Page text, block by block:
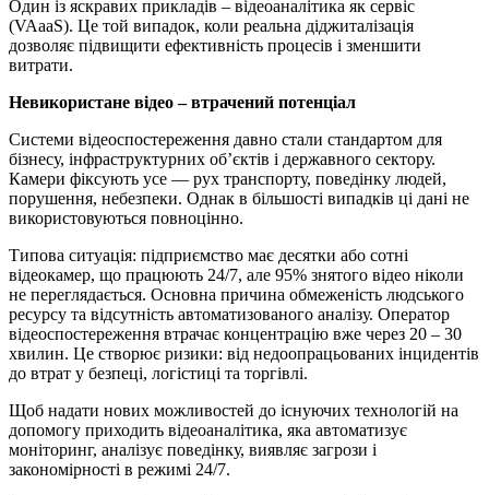
Один із яскравих прикладів – відеоаналітика як сервіс
(VAaaS). Це той випадок, коли реальна діджиталізація
дозволяє підвищити ефективність процесів і зменшити
витрати.
Невикористане відео – втрачений потенціал
Системи відеоспостереження давно стали стандартом для
бізнесу, інфраструктурних об’єктів і державного сектору.
Камери фіксують усе — рух транспорту, поведінку людей,
порушення, небезпеки. Однак в більшості випадків ці дані не
використовуються повноцінно.
Типова ситуація: підприємство має десятки або сотні
відеокамер, що працюють 24/7, але 95% знятого відео ніколи
не переглядається. Основна причина обмеженість людського
ресурсу та відсутність автоматизованого аналізу. Оператор
відеоспостереження втрачає концентрацію вже через 20 – 30
хвилин. Це створює ризики: від недоопрацьованих інцидентів
до втрат у безпеці, логістиці та торгівлі.
Щоб надати нових можливостей до існуючих технологій на
допомогу приходить відеоаналітика, яка автоматизує
моніторинг, аналізує поведінку, виявляє загрози і
закономірності в режимі 24/7.